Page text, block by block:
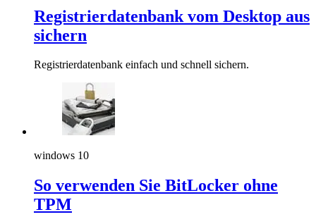
Registrierdatenbank vom Desktop aus
sichern
Registrierdatenbank einfach und schnell sichern.
windows 10
So verwenden Sie BitLocker ohne
TPM